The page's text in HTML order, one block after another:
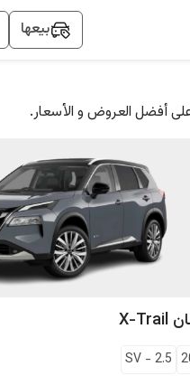
بيعها
أفضل العروض و الأسعار.
X-Trail
SV- 2.5